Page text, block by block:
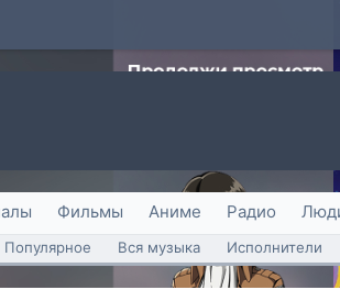
Фильмы Аниме Радио
Популярное Вся музыка Исполнители